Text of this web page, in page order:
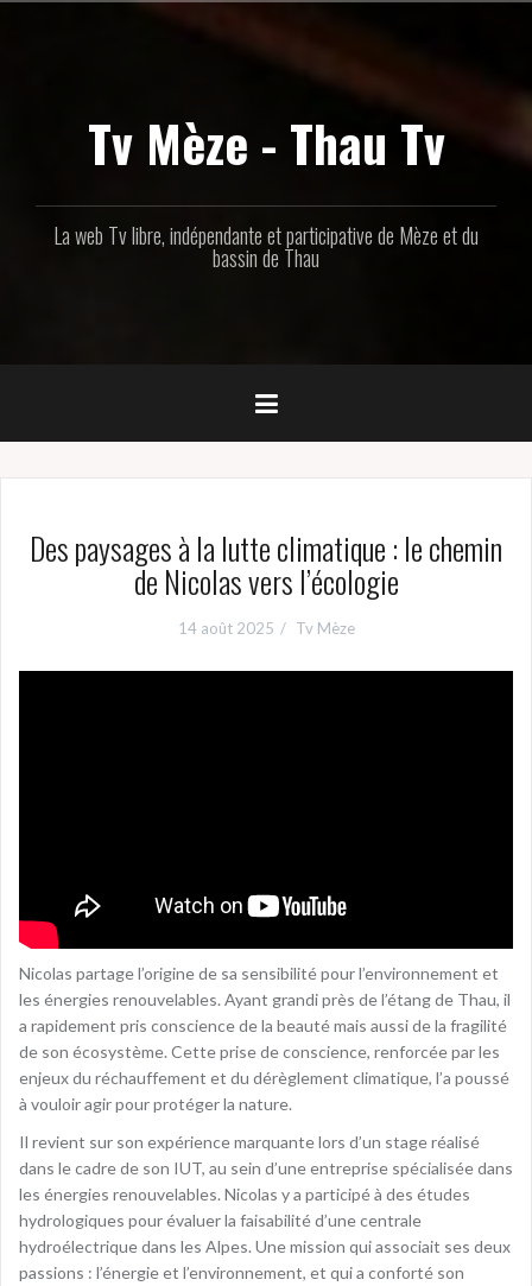
Tv Mèze - Thau Tv
La web Tv libre, indépendante et participative de Mèze et du
bassin de Thau
Des paysages à la lutte climatique : le chemin
de Nicolas vers l’écologie
14 août 2025 Tv Mèze
Nicolas partage l’origine de sa sensibilité pour l’environnement et
les énergies renouvelables. Ayant grandi près de l’étang de Thau, il
a rapidement pris conscience de la beauté mais aussi de la fragilité
de son écosystème. Cette prise de conscience, renforcée par les
enjeux du réchauffement et du dérèglement climatique, l’a poussé
à vouloir agir pour protéger la nature.
Il revient sur son expérience marquante lors d’un stage réalisé
dans le cadre de son IUT, au sein d’une entreprise spécialisée dans
les énergies renouvelables. Nicolas y a participé à des études
hydrologiques pour évaluer la faisabilité d’une centrale
hydroélectrique dans les Alpes. Une mission qui associait ses deux
passions : l’énergie et l’environnement, et qui a conforté son